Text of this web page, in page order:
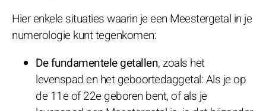
Hier enkele situaties waarin je een Meestergetal in je
numerologie kunt tegenkomen:
De fundamentele getallen, zoals het
levenspad en het geboortedaggetal: Als je op
de 11e of 22e geboren bent, of als je